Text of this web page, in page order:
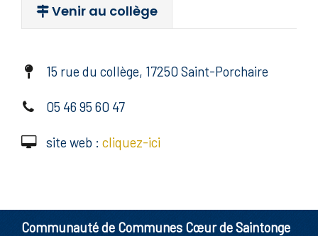
Venir au collège
15 rue du collège, 17250 Saint-Porchaire
05 46 95 60 47
site web : cliquez-ici
Communauté de Communes Cœur de Saintonge